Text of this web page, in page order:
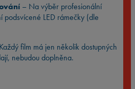
– Na výběr profesionální
podsvícené LED rámečky (dle
film má jen několik dostupných
nebudou doplněna.